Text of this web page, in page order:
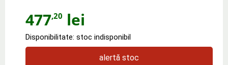
477,20 lei
Disponibilitate: stoc indisponibil
alertă stoc